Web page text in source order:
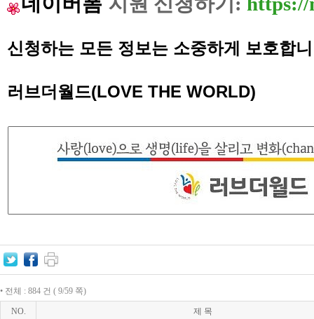
신청하는 모든 정보는 소중하게 보호합
러브더월드(LOVE THE WORLD)
• 전체 : 884 건 ( 9/59 쪽)
NO. 제 목